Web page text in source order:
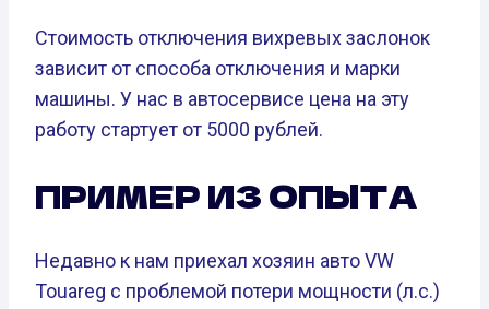
Стоимость отключения вихревых заслонок
зависит от способа отключения и марки
машины. У нас в автосервисе цена на эту
работу стартует от 5000 рублей.
ПРИМЕР ИЗ ОПЫТА
Недавно к нам приехал хозяин авто VW
Touareg с проблемой потери мощности (л.с.)